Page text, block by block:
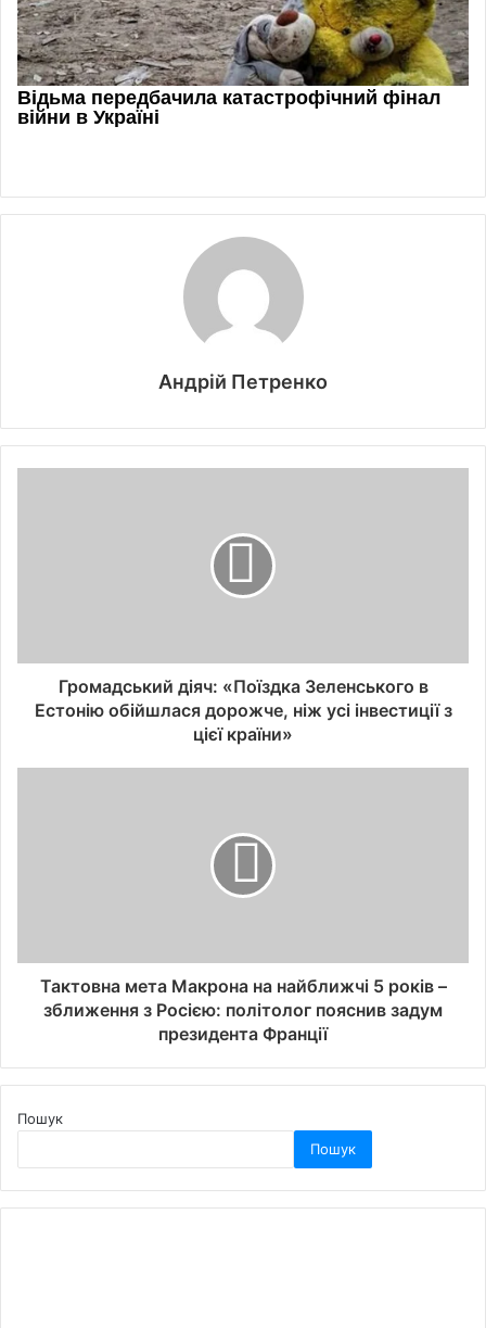
Андрій Петренко
Громадський діяч: «Поїздка Зеленського в
Естонію обійшлася дорожче, ніж усі інвестиції з
цієї країни»
Тактовна мета Макрона на найближчі 5 років –
зближення з Росією: політолог пояснив задум
президента Франції
Пошук
Пошук